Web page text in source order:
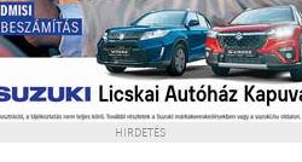
HIRDETÉS